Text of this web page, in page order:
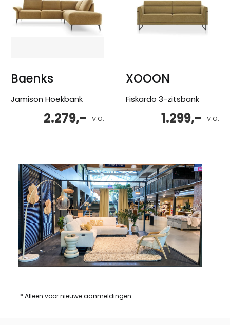
Baenks
Jamison Hoekbank
v.a.
2.279,-
XOOON
Fiskardo 3-zitsbank
v.a.
1.299,-
* Alleen voor nieuwe aanmeldingen